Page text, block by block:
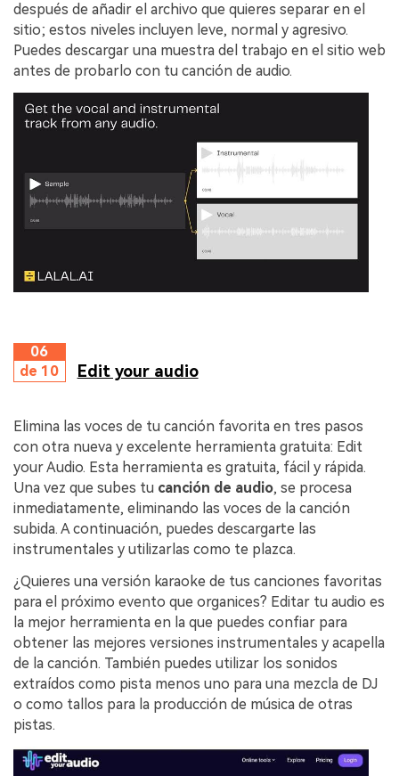
después de añadir el archivo que quieres separar en el
sitio; estos niveles incluyen leve, normal y agresivo.
Puedes descargar una muestra del trabajo en el sitio web
antes de probarlo con tu canción de audio.
06
de 10
Edit your audio
Elimina las voces de tu canción favorita en tres pasos
con otra nueva y excelente herramienta gratuita: Edit
your Audio. Esta herramienta es gratuita, fácil y rápida.
Una vez que subes tu canción de audio, se procesa
inmediatamente, eliminando las voces de la canción
subida. A continuación, puedes descargarte las
instrumentales y utilizarlas como te plazca.
¿Quieres una versión karaoke de tus canciones favoritas
para el próximo evento que organices? Editar tu audio es
la mejor herramienta en la que puedes confiar para
obtener las mejores versiones instrumentales y acapella
de la canción. También puedes utilizar los sonidos
extraídos como pista menos uno para una mezcla de DJ
o como tallos para la producción de música de otras
pistas.